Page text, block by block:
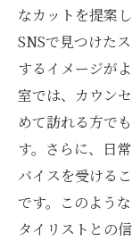
リピー
スタイ
信
プロの
スタイリン
験談
カット
スタ
なカットを提案
SNSで見つけた
するイメージが
室では、カウン
めて訪れる方で
す。さらに、日
バイスを受ける
です。このよう
タイリストとの